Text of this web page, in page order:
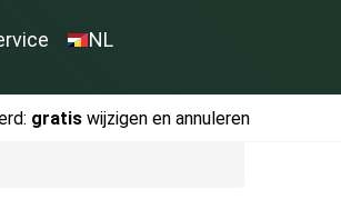
NL
gratiswijzigen en annuleren